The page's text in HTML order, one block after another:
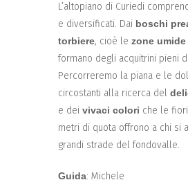
L’altopiano di Curiedi
e diversificati. Dai boschi
torbiere, cioè le zone umide
formano degli acquitrini pieni
Percorreremo la piana e le
circostanti alla ricerca del
e dei vivaci colori che le
metri di quota offrono a chi si
grandi strade del fondovalle.
Guida: Michele